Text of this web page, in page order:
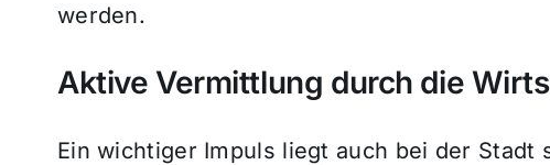
werden.
Aktive Vermittlung durch die
Ein wichtiger Impuls liegt auch bei der Stadt